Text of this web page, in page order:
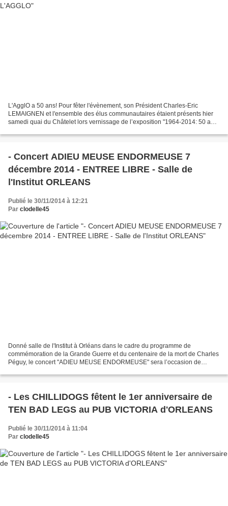
L'AgglO a 50 ans! Pour fêter l'évènement, son Président Charles-Eric
LEMAIGNEN et l'ensemble des élus communautaires étaient présents hier
samedi quai du Châtelet lors vernissage de l’exposition "1964-2014: 50 ans
- Concert ADIEU MEUSE ENDORMEUSE 7
décembre 2014 - ENTREE LIBRE - Salle de
l'Institut ORLEANS
Publié le 30/11/2014 à 12:21
Par clodelle45
Donné salle de l'Institut à Orléans dans le cadre du programme de
commémoration de la Grande Guerre et du centenaire de la mort de Charles
Péguy, le concert "ADIEU MEUSE ENDORMEUSE" sera l’occasion de
- Les CHILLIDOGS fêtent le 1er anniversaire de
TEN BAD LEGS au PUB VICTORIA d'ORLEANS
Publié le 30/11/2014 à 11:04
Par clodelle45